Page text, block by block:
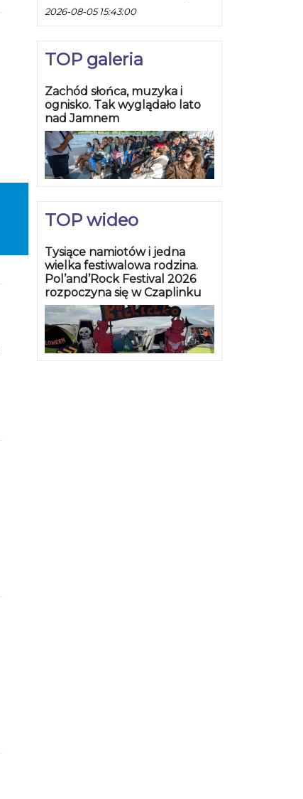
2026-08-05 15:43:00
TOP galeria
Zachód słońca, muzyka i
ognisko. Tak wyglądało lato
nad Jamnem
TOP wideo
Tysiące namiotów i jedna
wielka festiwalowa rodzina.
Pol’and’Rock Festival 2026
rozpoczyna się w Czaplinku